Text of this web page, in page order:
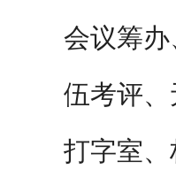
会议筹
伍考评、
打字室、